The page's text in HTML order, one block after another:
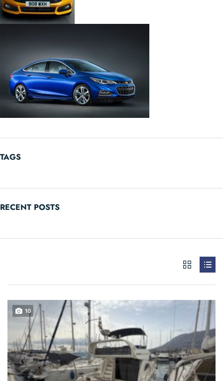
TAGS
RECENT POSTS
10